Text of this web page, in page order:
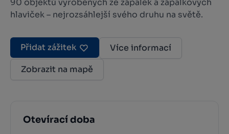
90 objektů vyrobených ze zápalek a zápalkových
hlaviček – nejrozsáhlejší svého druhu na světě.
Přidat zážitek
Více informací
Zobrazit na mapě
Otevírací doba